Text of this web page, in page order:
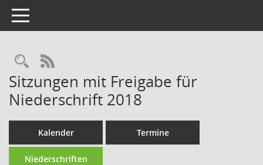
Toggle navigation
Rechercheauswahl
RSS-Feed
Sitzungen mit Freigabe für
Niederschrift 2018
Kalender Termine
Niederschriften